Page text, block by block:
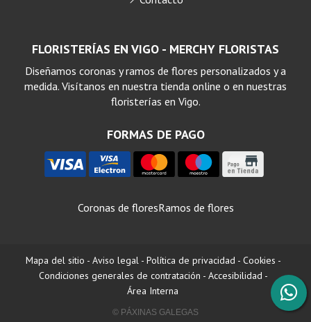
FLORISTERÍAS EN VIGO - MERCHY FLORISTAS
Diseñamos coronas y ramos de flores personalizados y a
medida. Visítanos en nuestra tienda online o en nuestras
floristerías en Vigo.
FORMAS DE PAGO
Coronas de floresRamos de flores
Mapa del sitio - Aviso legal- Política de privacidad - Cookies -
Condiciones generales de contratación - Accesibilidad -
Área Interna
© PÁXINAS GALEGAS